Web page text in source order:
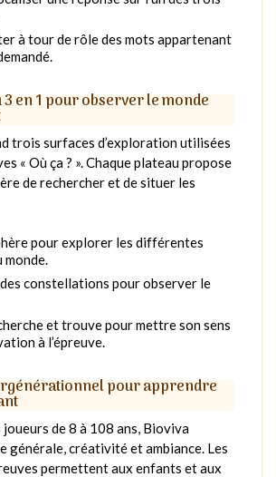
à tour de rôle des mots appartenant
3 en 1 pour observer le monde
trois surfaces d’exploration utilisées
« Où ça ? ». Chaque plateau propose
de rechercher et de situer les
pour explorer les différentes
monde.
constellations pour observer le
et trouve pour mettre son sens
à l’épreuve.
pour apprendre
joueurs de 8 à 108 ans, Bioviva
générale, créativité et ambiance. Les
permettent aux enfants et aux